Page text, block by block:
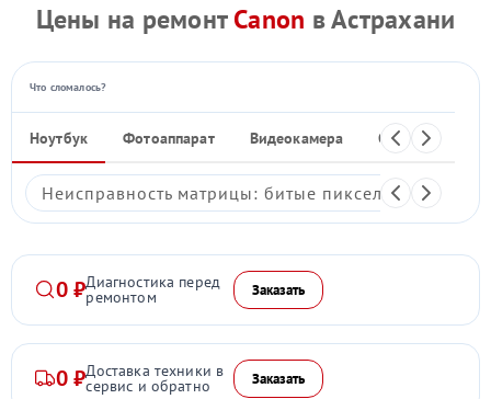
Цены на ремонтCanon в Астрахани
Что сломалось?
Ноутбук Фотоаппарат Видеокамера Объектив
Неисправность матрицы: битые пиксели,
0 ₽Диагностика перед
ремонтом Заказать
0 ₽Доставка техники в
сервис и обратно Заказать